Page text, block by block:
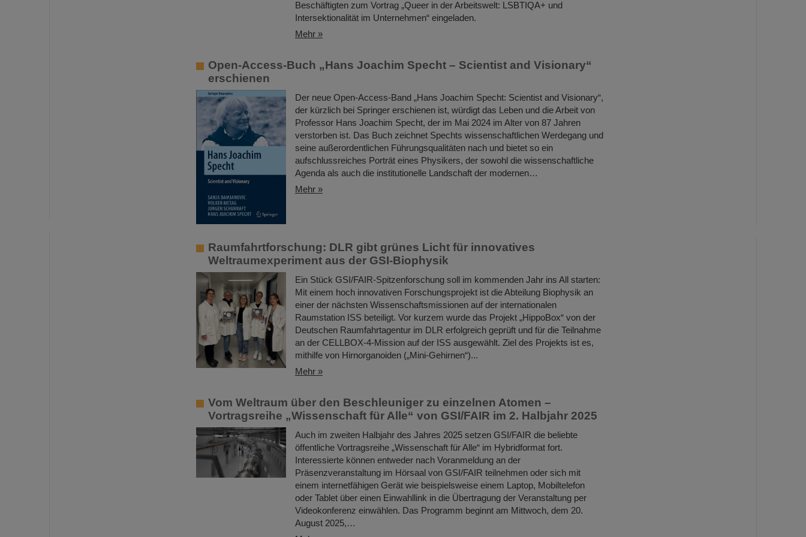
Beschäftigten zum Vortrag „Queer in der Arbeitswelt: LSBTIQA+ und
Intersektionalität im Unternehmen“ eingeladen.
Mehr »
Open-Access-Buch „Hans Joachim Specht – Scientist and Visionary“
erschienen
Der neue Open-Access-Band „Hans Joachim Specht: Scientist and Visionary“,
der kürzlich bei Springer erschienen ist, würdigt das Leben und die Arbeit von
Professor Hans Joachim Specht, der im Mai 2024 im Alter von 87 Jahren
verstorben ist. Das Buch zeichnet Spechts wissenschaftlichen Werdegang und
seine außerordentlichen Führungsqualitäten nach und bietet so ein
aufschlussreiches Porträt eines Physikers, der sowohl die wissenschaftliche
Agenda als auch die institutionelle Landschaft der modernen…
Mehr »
Raumfahrtforschung: DLR gibt grünes Licht für innovatives
Weltraumexperiment aus der GSI-Biophysik
Ein Stück GSI/FAIR-Spitzenforschung soll im kommenden Jahr ins All starten:
Mit einem hoch innovativen Forschungsprojekt ist die Abteilung Biophysik an
einer der nächsten Wissenschaftsmissionen auf der internationalen
Raumstation ISS beteiligt. Vor kurzem wurde das Projekt „HippoBox“ von der
Deutschen Raumfahrtagentur im DLR erfolgreich geprüft und für die Teilnahme
an der CELLBOX-4-Mission auf der ISS ausgewählt. Ziel des Projekts ist es,
mithilfe von Hirnorganoiden („Mini-Gehirnen“)...
Mehr »
Vom Weltraum über den Beschleuniger zu einzelnen Atomen –
Vortragsreihe „Wissenschaft für Alle“ von GSI/FAIR im 2. Halbjahr 2025
Auch im zweiten Halbjahr des Jahres 2025 setzen GSI/FAIR die beliebte
öffentliche Vortragsreihe „Wissenschaft für Alle“ im Hybridformat fort.
Interessierte können entweder nach Voranmeldung an der
Präsenzveranstaltung im Hörsaal von GSI/FAIR teilnehmen oder sich mit
einem internetfähigen Gerät wie beispielsweise einem Laptop, Mobiltelefon
oder Tablet über einen Einwahllink in die Übertragung der Veranstaltung per
Videokonferenz einwählen. Das Programm beginnt am Mittwoch, dem 20.
August 2025,…